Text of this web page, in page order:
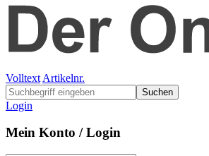
Volltext Artikelnr.
Suchen
Login
Mein Konto / Login